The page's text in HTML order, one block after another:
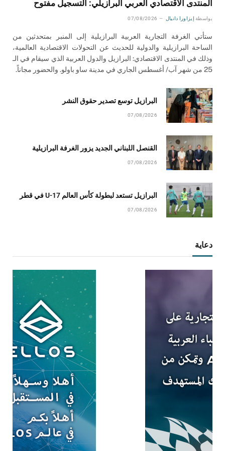
المنتدى الاقتصادي العربي البرازيلي: التسجيل مفتوح
بواسطة إيزاورا دانيال 07/08/2026
ستأتي الغرفة التجارية العربية البرازيلية إلى المنبر بمتحدثين من
الساحة البرازيلية والدولية للحديث عن التحولات الاقتصادية العالمية،
وذلك في المنتدى الاقتصادي: البرازيل والدول العربية الذي سيقام في الـ
25 من شهر آب/ أغسطس الجاري في مدينة ساو باولو. والحضور مجاناً.
البرازيل توسع تصدير حقوق النشر
07/08/2026
القنصل اللبناني الجديد يزور الغرفة البرازيلية
07/08/2026
البرازيل تستعد لبطولة كأس العالم U-17 في قطر
07/08/2026
دعاية